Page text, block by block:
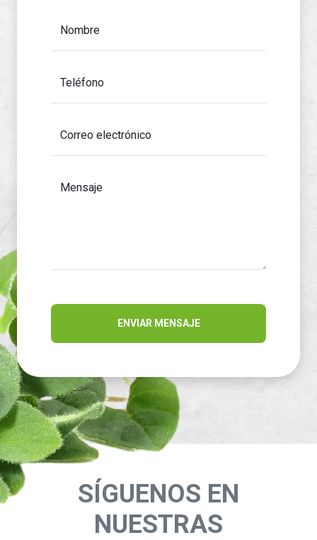
Nombre
Teléfono
Correo electrónico
Mensaje
ENVIAR MENSAJE
SÍGUENOS EN
NUESTRAS